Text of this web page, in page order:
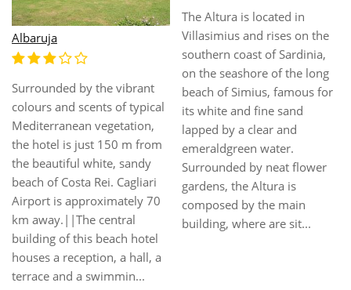
Albaruja
Surrounded by the vibrant
colours and scents of typical
Mediterranean vegetation,
the hotel is just 150 m from
the beautiful white, sandy
beach of Costa Rei. Cagliari
Airport is approximately 70
km away.||The central
building of this beach hotel
houses a reception, a hall, a
terrace and a swimmin...
The Altura is located in
Villasimius and rises on the
southern coast of Sardinia,
on the seashore of the long
beach of Simius, famous for
its white and fine sand
lapped by a clear and
emeraldgreen water.
Surrounded by neat flower
gardens, the Altura is
composed by the main
building, where are sit...